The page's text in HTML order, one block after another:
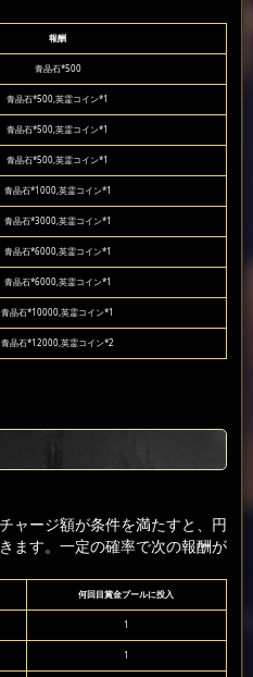
報酬
青晶石*500
青晶石*500,英霊コイン*1
青晶石*500,英霊コイン*1
青晶石*500,英霊コイン*1
青晶石*1000,英霊コイン*1
青晶石*3000,英霊コイン*1
青晶石*6000,英霊コイン*1
青晶石*6000,英霊コイン*1
青晶石*10000,英霊コイン*1
青晶石*12000,英霊コイン*2
ャージ額が条件を満たすと、円
ます。一定の確率で次の報酬が
何回目賞金プールに投入
1
1